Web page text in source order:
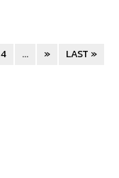
4 ... » LAST »